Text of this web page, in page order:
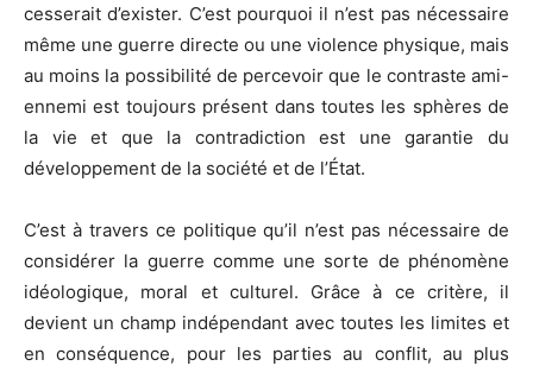
cesserait d’exister. C’est pourquoi il n’est pas nécessaire
même une guerre directe ou une violence physique, mais
au moins la possibilité de percevoir que le contraste ami-
ennemi est toujours présent dans toutes les sphères de
la vie et que la contradiction est une garantie du
développement de la société et de l’État.
C’est à travers ce politique qu’il n’est pas nécessaire de
considérer la guerre comme une sorte de phénomène
idéologique, moral et culturel. Grâce à ce critère, il
devient un champ indépendant avec toutes les limites et
en conséquence, pour les parties au conflit, au plus